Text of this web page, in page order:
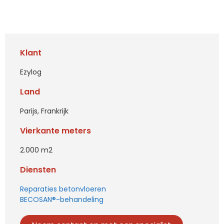
Klant
Ezylog
Land
Parijs, Frankrijk
Vierkante meters
2.000 m2
Diensten
Reparaties betonvloeren
BECOSAN®-behandeling